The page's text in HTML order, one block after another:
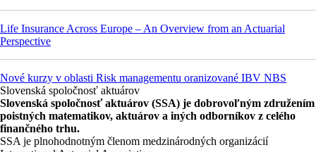
Life Insurance Across Europe – An Overview from an Actuarial
Perspective
Nové kurzy v oblasti Risk managementu oranizované IBV NBS
Slovenská spoločnosť aktuárov
Slovenská spoločnosť aktuárov (SSA) je dobrovoľným združením
poistných matematikov, aktuárov a iných odborníkov z celého
finančného trhu.
SSA je plnohodnotným členom medzinárodných organizácií